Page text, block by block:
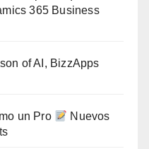
365 Business
of AI, BizzApps
un Pro
Nuevos